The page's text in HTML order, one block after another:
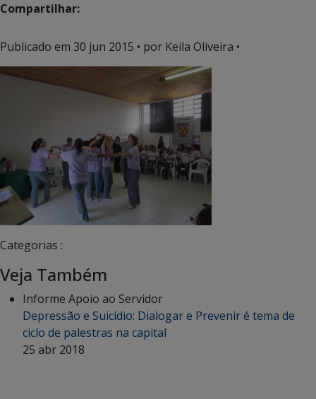
Compartilhar:
Publicado em 30 jun 2015 • por Keila Oliveira •
Categorias :
Veja Também
Informe Apoio ao Servidor
Depressão e Suicídio: Dialogar e Prevenir é tema de
ciclo de palestras na capital
25 abr 2018